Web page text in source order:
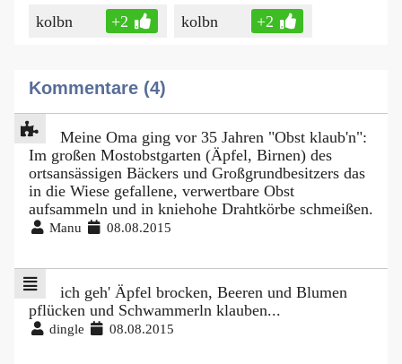
kolbn +2 kolbn +2
Kommentare (4)
Meine Oma ging vor 35 Jahren "Obst klaub'n":
Im großen Mostobstgarten (Äpfel, Birnen) des
ortsansässigen Bäckers und Großgrundbesitzers das
in die Wiese gefallene, verwertbare Obst
aufsammeln und in kniehohe Drahtkörbe schmeißen.
Manu 08.08.2015
ich geh' Äpfel brocken, Beeren und Blumen
pflücken und Schwammerln klauben...
dingle 08.08.2015